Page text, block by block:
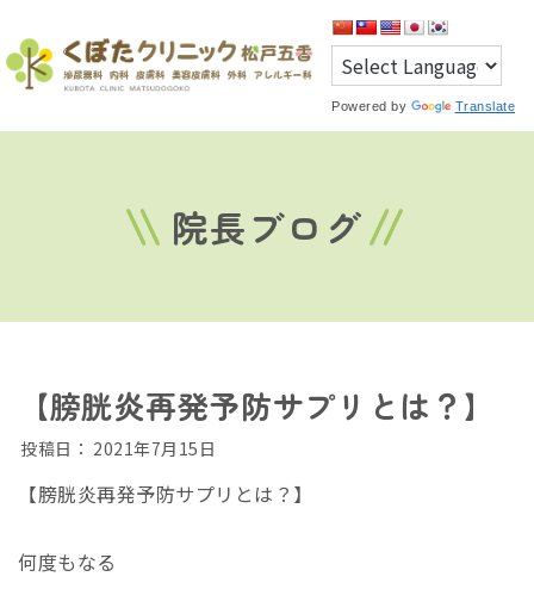
Powered by Translate
院長ブログ
【膀胱炎再発予防サプリとは？】
投稿日： 2021年7月15日
【膀胱炎再発予防サプリとは？】
何度もなる